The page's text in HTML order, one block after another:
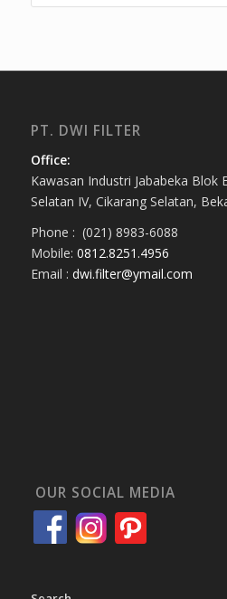
PT. DWI FILTER
Office:
Kawasan Industri Jababeka Blok
Selatan IV, Cikarang Selatan,
Phone : (021) 8983-6088
Mobile: 0812.8251.4956
Email : dwi.filter@ymail.com
OUR SOCIAL MEDIA